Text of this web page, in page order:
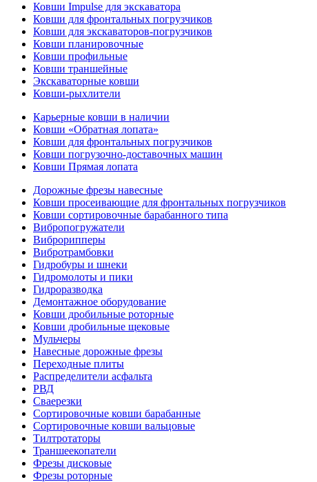
Ковши Impulse для экскаватора
Ковши для фронтальных погрузчиков
Ковши для экскаваторов-погрузчиков
Ковши планировочные
Ковши профильные
Ковши траншейные
Экскаваторные ковши
Ковши-рыхлители
Карьерные ковши в наличии
Ковши «Обратная лопата»
Ковши для фронтальных погрузчиков
Ковши погрузочно-доставочных машин
Ковши Прямая лопата
Дорожные фрезы навесные
Ковши просеивающие для фронтальных погрузчиков
Ковши сортировочные барабанного типа
Вибропогружатели
Виброрипперы
Вибротрамбовки
Гидробуры и шнеки
Гидромолоты и пики
Гидроразводка
Демонтажное оборудование
Ковши дробильные роторные
Ковши дробильные щековые
Мульчеры
Навесные дорожные фрезы
Переходные плиты
Распределители асфальта
РВД
Сваерезки
Сортировочные ковши барабанные
Сортировочные ковши вальцовые
Тилтротаторы
Траншеекопатели
Фрезы дисковые
Фрезы роторные